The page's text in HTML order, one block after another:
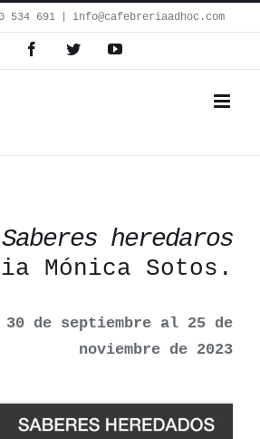
534 691 info@cafebreriaadhoc.com
FacebookTwitterYouTube
Saberes heredaros
Mónica Sotos.
30 de septiembre al 25 de
noviembre de 2023